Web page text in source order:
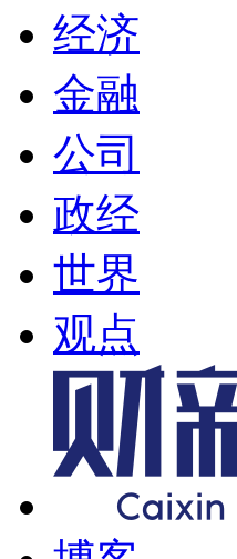
经济
金融
公司
政经
世界
观点